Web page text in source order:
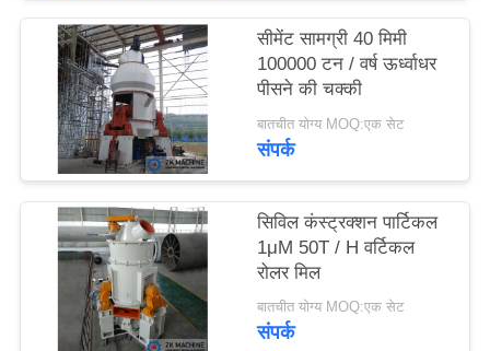
साइटमैप
गोपनीयता
सीमेंट सामग्री 40 मिमी
100000 टन / वर्ष ऊर्ध्वाधर
पीसने की चक्की
बातचीत योग्य MOQ:एक सेट
संपर्क
सिविल कंस्ट्रक्शन पार्टिकल
1μM 50T / H वर्टिकल
रोलर मिल
बातचीत योग्य MOQ:एक सेट
संपर्क